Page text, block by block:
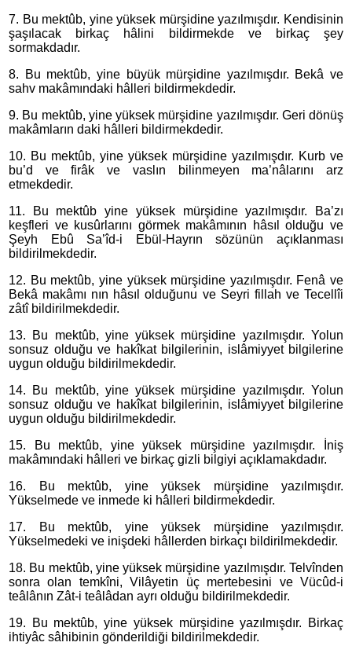
7. Bu mektûb, yine yüksek mürşidine yazılmışdır. Kendisinin
şaşılacak birkaç hâlini bildirmekde ve birkaç şey
sormakdadır.
8. Bu mektûb, yine büyük mürşidine yazılmışdır. Bekâ ve
sahv makâmındaki hâlleri bildirmekdedir.
9. Bu mektûb, yine yüksek mürşidine yazılmışdır. Geri dönüş
makâmların daki hâlleri bildirmekdedir.
10. Bu mektûb, yine yüksek mürşidine yazılmışdır. Kurb ve
bu’d ve firâk ve vaslın bilinmeyen ma’nâlarını arz
etmekdedir.
11. Bu mektûb yine yüksek mürşidine yazılmışdır. Ba’zı
keşfleri ve kusûrlarını görmek makâmının hâsıl olduğu ve
Şeyh Ebû Sa’îd-i Ebül-Hayrın sözünün açıklanması
bildirilmekdedir.
12. Bu mektûb, yine yüksek mürşidine yazılmışdır. Fenâ ve
Bekâ makâmı nın hâsıl olduğunu ve Seyri fillah ve Tecellîi
zâtî bildirilmekdedir.
13. Bu mektûb, yine yüksek mürşidine yazılmışdır. Yolun
sonsuz olduğu ve hakîkat bilgilerinin, islâmiyyet bilgilerine
uygun olduğu bildirilmekdedir.
14. Bu mektûb, yine yüksek mürşidine yazılmışdır. Yolun
sonsuz olduğu ve hakîkat bilgilerinin, islâmiyyet bilgilerine
uygun olduğu bildirilmekdedir.
15. Bu mektûb, yine yüksek mürşidine yazılmışdır. İniş
makâmındaki hâlleri ve birkaç gizli bilgiyi açıklamakdadır.
16. Bu mektûb, yine yüksek mürşidine yazılmışdır.
Yükselmede ve inmede ki hâlleri bildirmekdedir.
17. Bu mektûb, yine yüksek mürşidine yazılmışdır.
Yükselmedeki ve inişdeki hâllerden birkaçı bildirilmekdedir.
18. Bu mektûb, yine yüksek mürşidine yazılmışdır. Telvînden
sonra olan temkîni, Vilâyetin üç mertebesini ve Vücûd-i
teâlânın Zât-i teâlâdan ayrı olduğu bildirilmekdedir.
19. Bu mektûb, yine yüksek mürşidine yazılmışdır. Birkaç
ihtiyâc sâhibinin gönderildiği bildirilmekdedir.